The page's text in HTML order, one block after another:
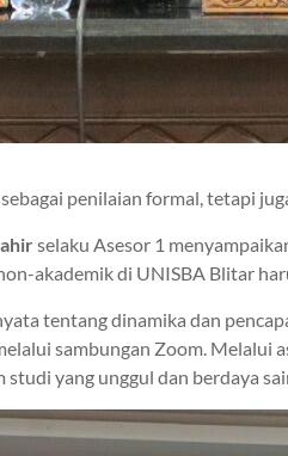
penilaian formal, tetapi
selaku Asesor 1
akademik di UNISBA Blitar
tentang dinamika dan
sambungan Zoom. Melalui
yang unggul dan berdaya